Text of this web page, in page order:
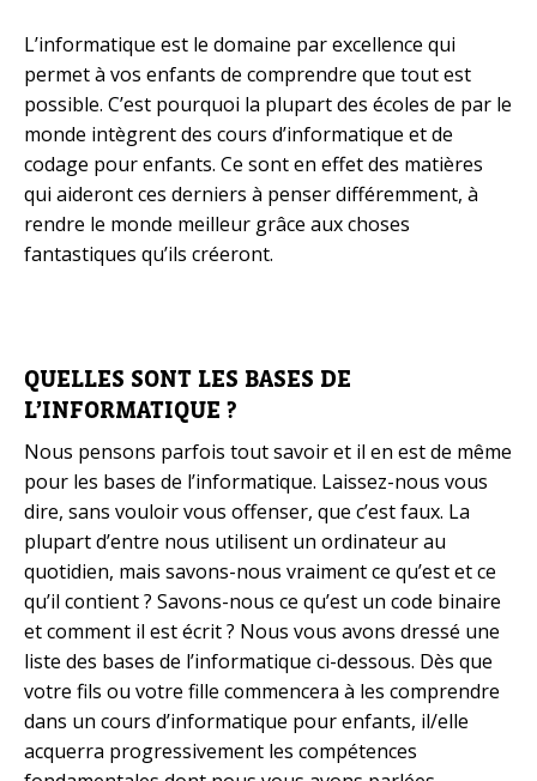
L’informatique est le domaine par excellence qui
permet à vos enfants de comprendre que tout est
possible. C’est pourquoi la plupart des écoles de par le
monde intègrent des cours d’informatique et de
codage pour enfants. Ce sont en effet des matières
qui aideront ces derniers à penser différemment, à
rendre le monde meilleur grâce aux choses
fantastiques qu’ils créeront.
QUELLES SONT LES BASES DE
L’INFORMATIQUE ?
Nous pensons parfois tout savoir et il en est de même
pour les bases de l’informatique. Laissez-nous vous
dire, sans vouloir vous offenser, que c’est faux. La
plupart d’entre nous utilisent un ordinateur au
quotidien, mais savons-nous vraiment ce qu’est et ce
qu’il contient ? Savons-nous ce qu’est un code binaire
et comment il est écrit ? Nous vous avons dressé une
liste des bases de l’informatique ci-dessous. Dès que
votre fils ou votre fille commencera à les comprendre
dans un cours d’informatique pour enfants, il/elle
acquerra progressivement les compétences